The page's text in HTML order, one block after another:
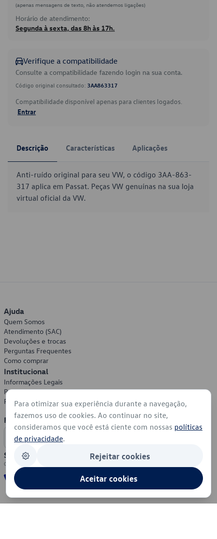
(apenas mensagens de texto, não atendemos ligações)
Horário de atendimento:
Segunda à sexta, das 8h às 17h.
Verifique a compatibilidade
Consulte a compatibilidade fazendo login na sua conta.
Código original consultado: 3AA863317
Compatibilidade disponível apenas para clientes logados.
Entrar
Descrição Características Aplicações
Anti-ruído original para seu VW, o código 3AA-863-
317 aplica em Passat. Peças VW genuínas na sua loja
virtual oficial da VW.
Ajuda
Quem Somos
Atendimento (SAC)
Devoluções e trocas
Perguntas Frequentes
Como comprar
Institucional
Informações Legais
Política de Privacidade
Política de Cookies
Formas de Pagamento
Segurança
Para otimizar sua experiência durante a navegação,
fazemos uso de cookies. Ao continuar no site,
consideramos que você está ciente com nossas políticas
de privacidade.
Rejeitar cookies
Aceitar cookies